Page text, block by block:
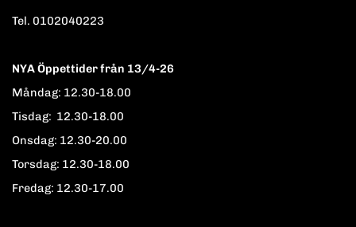
Tel. 0102040223
NYA Öppettider från 13/4-26
Måndag: 12.30-18.00
Tisdag: 12.30-18.00
Onsdag: 12.30-20.00
Torsdag: 12.30-18.00
Fredag: 12.30-17.00